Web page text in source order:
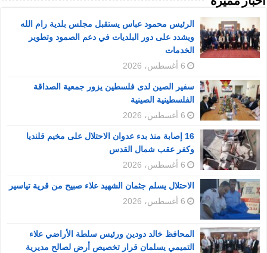
الرئيس محمود عباس يستقبل مجلس بلدية رام الله
ويشدد على دور البلديات في دعم الصمود وتطوير
الخدمات
6 أغسطس، 2026
سفير الصين لدى فلسطين يزور جمعية الصداقة
الفلسطينية الصينية
6 أغسطس، 2026
16 إصابة منذ بدء عدوان الاحتلال على مخيم قلنديا
وكفر عقب شمال القدس
6 أغسطس، 2026
الاحتلال يسلم جثمان الشهيد علاء صبيح من قرية تياسير
6 أغسطس، 2026
المحافظ خالد دودين ورئيس سلطة الأراضي علاء
التميمي يسلمان قرار تخصيص أرض لصالح مديرية